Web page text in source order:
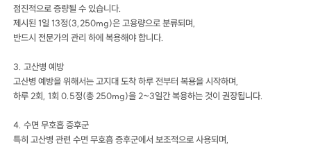
점진적으로 증량될 수 있습니다.
제시된 1일 13정(3,250mg)은 고용량으로 분류되며,
반드시 전문가의 관리 하에 복용해야 합니다.
3. 고산병 예방
고산병 예방을 위해서는 고지대 도착 하루 전부터 복용을 시작하며,
하루 2회, 1회 0.5정(총 250mg)을 2~3일간 복용하는 것이 권장됩니다.
4. 수면 무호흡 증후군
특히 고산병 관련 수면 무호흡 증후군에서 보조적으로 사용되며,